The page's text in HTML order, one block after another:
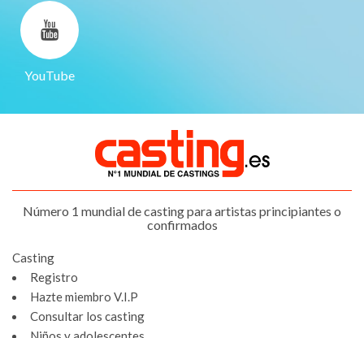
YouTube
Número 1 mundial de casting para artistas principiantes o
confirmados
Casting
Registro
Hazte miembro V.I.P
Consultar los casting